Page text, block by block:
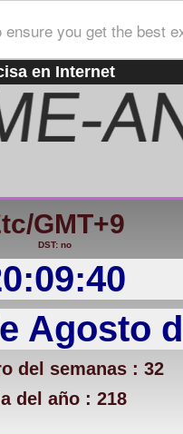
you get the best
en Internet
GMT+9
DST: no
Agosto
del semanas : 32
del año : 218